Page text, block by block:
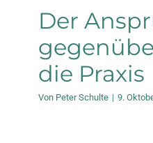
Der
die Praxis
Von Peter Schulte | 9.